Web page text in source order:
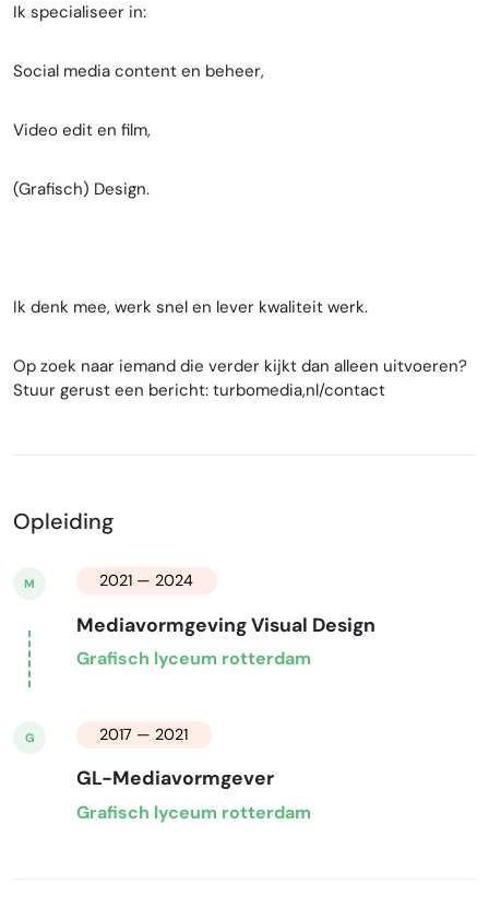
Ik specialiseer in:
Social media content en beheer,
Video edit en film,
(Grafisch) Design.
Ik denk mee, werk snel en lever kwaliteit werk.
Op zoek naar iemand die verder kijkt dan alleen uitvoeren?
Stuur gerust een bericht: turbomedia,nl/contact
Opleiding
M 2021 — 2024
Mediavormgeving Visual Design
Grafisch lyceum rotterdam
G 2017 — 2021
GL-Mediavormgever
Grafisch lyceum rotterdam